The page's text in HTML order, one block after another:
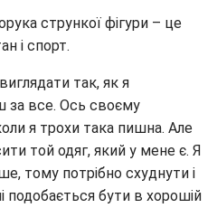
стрункої фігури – це
і спорт.
так, як я
за все. Ось своєму
я трохи така пишна. Але
той одяг, який у мене є. Я
тому потрібно схуднути і
подобається бути в хорошій